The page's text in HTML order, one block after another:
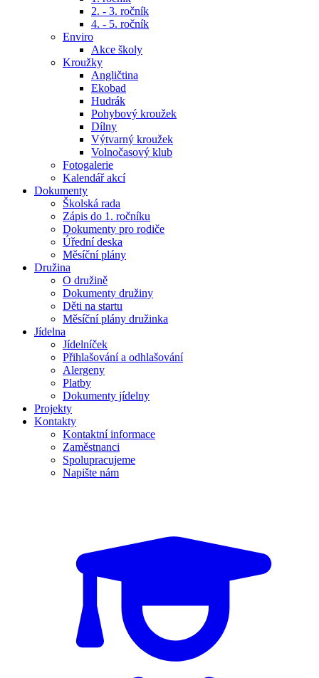
2. - 3. ročník
4. - 5. ročník
Enviro
Akce školy
Kroužky
Angličtina
Ekobad
Hudrák
Pohybový kroužek
Dílny
Výtvarný kroužek
Volnočasový klub
Fotogalerie
Kalendář akcí
Dokumenty
Školská rada
Zápis do 1. ročníku
Dokumenty pro rodiče
Úřední deska
Měsíční plány
Družina
O družině
Dokumenty družiny
Děti na startu
Měsíční plány družinka
Jídelna
Jídelníček
Přihlašování a odhlašování
Alergeny
Platby
Dokumenty jídelny
Projekty
Kontakty
Kontaktní informace
Zaměstnanci
Spolupracujeme
Napište nám